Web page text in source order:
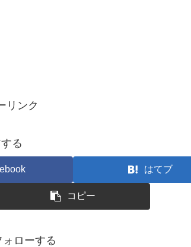
リンク
る
はてブ
コピー
ローする